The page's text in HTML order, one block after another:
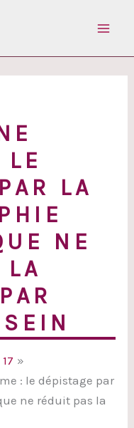
LA
NE
17
: le dépistage par
ne réduit pas la